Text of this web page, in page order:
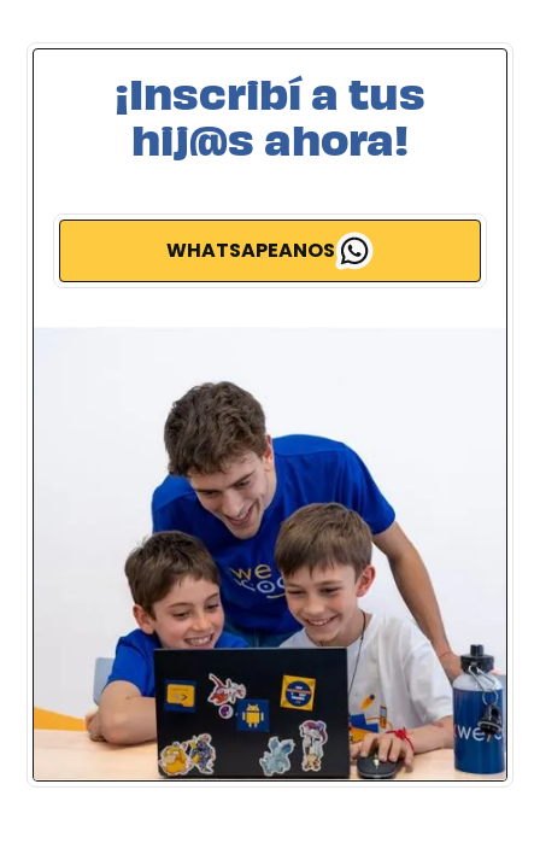
¡Inscribí a tus
hij@s ahora!
WHATSAPEANOS